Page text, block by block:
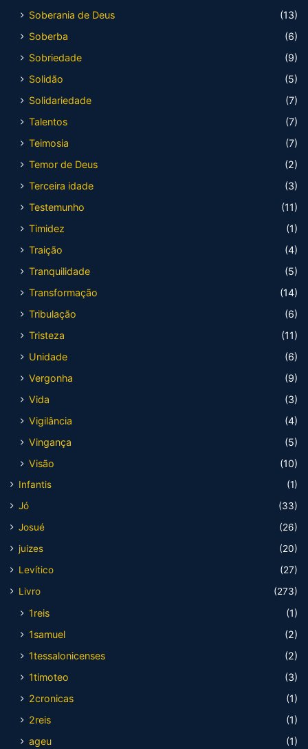
Soberania de Deus
(13)
Soberba
(6)
Sobriedade
(9)
Solidão
(5)
Solidariedade
(7)
Talentos
(7)
Teimosia
(7)
Temor de Deus
(2)
Terceira idade
(3)
Testemunho
(11)
Timidez
(1)
Traição
(4)
Tranquilidade
(5)
Transformação
(14)
Tribulação
(6)
Tristeza
(11)
Unidade
(6)
Vergonha
(9)
Vida
(3)
Vigilância
(4)
Vingança
(5)
Visão
(10)
Infantis
(1)
Jó
(33)
Josué
(26)
juizes
(20)
Levítico
(27)
Livro
(273)
1reis
(1)
1samuel
(2)
1tessalonicenses
(2)
1timoteo
(3)
2cronicas
(1)
2reis
(1)
ageu
(1)